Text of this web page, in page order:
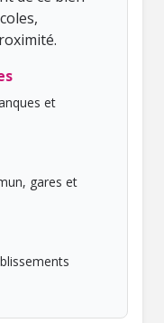
et
gares et